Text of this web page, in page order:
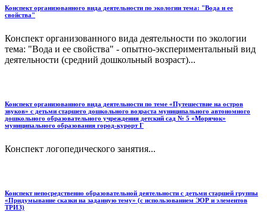
Конспект организованного вида деятельности по экологии тема: "Вода и ее
свойства"
Конспект организованного вида деятельности по экологии
тема: "Вода и ее свойства" - опытно-экспериментальный вид
деятельности (средний дошкольный возраст)...
Конспект организованного вида деятельности по теме «Путешествие на остров
звуков» с детьми старшего дошкольного возраста муниципального автономного
дошкольного образовательного учреждения детский сад № 5 «Морячок»
муниципального образования город-курорт Г
Конспект логопедического занятия...
Конспект непосредственно образовательной деятельности с детьми старшей группы
«Придумывание сказки на заданную тему» (с использованием ЭОР и элементов
ТРИЗ)